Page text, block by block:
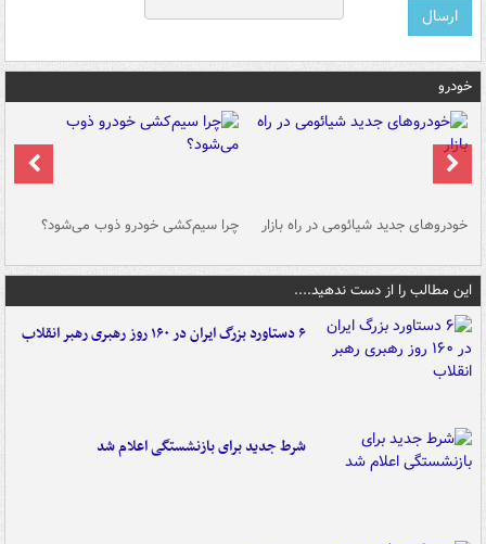
خودرو
خودروهای جدید شیائومی در راه بازار چرا سیم‌کشی خودرو ذوب می‌شود؟
این مطالب را از دست ندهید....
۶ دستاورد بزرگ ایران در ۱۶۰ روز رهبری رهبر انقلاب
شرط جدید برای بازنشستگی اعلام شد